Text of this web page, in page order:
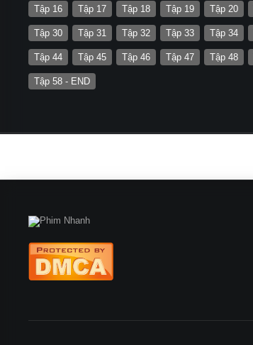
Tập 16 Tập 17 Tập 18 Tập 19 Tập 20
Tập 30 Tập 31 Tập 32 Tập 33 Tập 34
Tập 44 Tập 45 Tập 46 Tập 47 Tập 48
Tập 58 - END